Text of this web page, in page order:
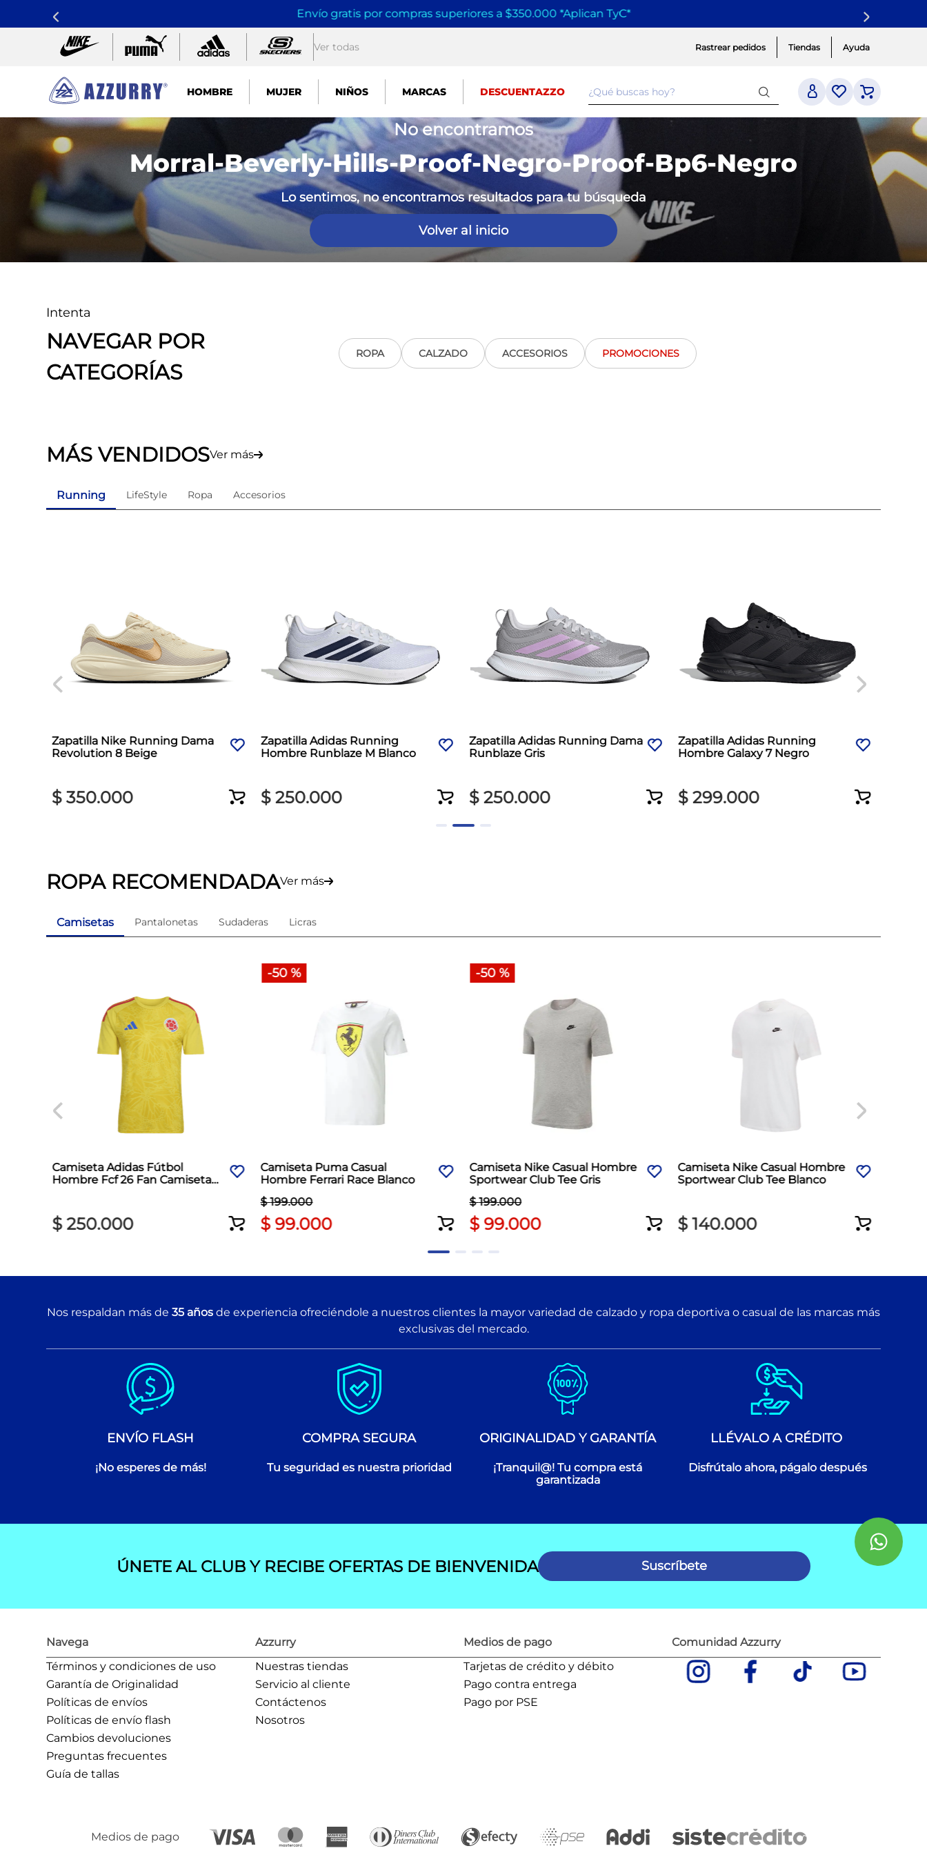
Envío gratis por compras superiores a $350.000 *Aplican TyC*
Ver todas Rastrear pedidos Tiendas Ayuda
HOMBRE MUJER NIÑOS MARCAS DESCUENTAZZO
No encontramos
Morral-Beverly-Hills-Proof-Negro-Proof-Bp6-Negro
Lo sentimos, no encontramos resultados para tu búsqueda
Volver al inicio
Intenta
NAVEGAR POR
CATEGORÍAS
ROPA CALZADO ACCESORIOS PROMOCIONES
MÁS VENDIDOSVer más
Running LifeStyle Ropa Accesorios
Zapatilla Nike Running Dama
Revolution 8 Beige
$ 350.000
Zapatilla Adidas Running
Hombre Runblaze M Blanco
$ 250.000
Zapatilla Adidas Running Dama
Runblaze Gris
$ 250.000
Zapatilla Adidas Running
Hombre Galaxy 7 Negro
$ 299.000
ROPA RECOMENDADAVer más
Camisetas Pantalonetas Sudaderas Licras
Camiseta Adidas Fútbol
Hombre Fcf 26 Fan Camiseta
$ 250.000
-50 %
Camiseta Puma Casual
Hombre Ferrari Race Blanco
$ 199.000
$ 99.000
-50 %
Camiseta Nike Casual Hombre
Sportwear Club Tee Gris
$ 199.000
$ 99.000
Camiseta Nike Casual Hombre
Sportwear Club Tee Blanco
$ 140.000
Nos respaldan más de 35 años de experiencia ofreciéndole a nuestros clientes la mayor variedad de calzado y ropa deportiva o casual de las marcas más
exclusivas del mercado.
ENVÍO FLASH
¡No esperes de más!
COMPRA SEGURA
Tu seguridad es nuestra prioridad
ORIGINALIDAD Y GARANTÍA
¡Tranquil@! Tu compra está
garantizada
LLÉVALO A CRÉDITO
Disfrútalo ahora, págalo después
ÚNETE AL CLUB Y RECIBE OFERTAS DE BIENVENIDA Suscríbete
Navega
Términos y condiciones de uso
Garantía de Originalidad
Políticas de envíos
Políticas de envío flash
Cambios devoluciones
Preguntas frecuentes
Guía de tallas
Azzurry
Nuestras tiendas
Servicio al cliente
Contáctenos
Nosotros
Medios de pago
Tarjetas de crédito y débito
Pago contra entrega
Pago por PSE
Comunidad Azzurry
Medios de pago
TÉRMINOS MÁS BUSCADOS
1.
nike pacific
guayos
sandalias
tenis hombre
tenis mujer
guayos sintéticos
nike mujer